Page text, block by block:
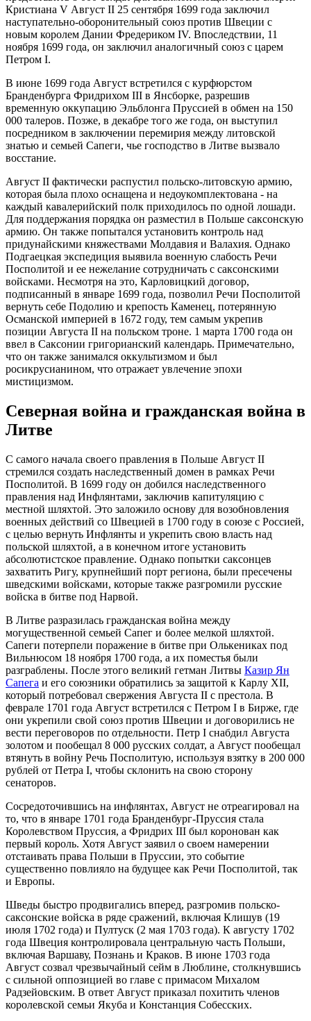
Кристиана V Август II 25 сентября 1699 года заключил
наступательно-оборонительный союз против Швеции с
новым королем Дании Фредериком IV. Впоследствии, 11
ноября 1699 года, он заключил аналогичный союз с царем
Петром I.
В июне 1699 года Август встретился с курфюрстом
Бранденбурга Фридрихом III в Янсборке, разрешив
временную оккупацию Эльблонга Пруссией в обмен на 150
000 талеров. Позже, в декабре того же года, он выступил
посредником в заключении перемирия между литовской
знатью и семьей Сапеги, чье господство в Литве вызвало
восстание.
Август II фактически распустил польско-литовскую армию,
которая была плохо оснащена и недоукомплектована - на
каждый кавалерийский полк приходилось по одной лошади.
Для поддержания порядка он разместил в Польше саксонскую
армию. Он также попытался установить контроль над
придунайскими княжествами Молдавия и Валахия. Однако
Подгаецкая экспедиция выявила военную слабость Речи
Посполитой и ее нежелание сотрудничать с саксонскими
войсками. Несмотря на это, Карловицкий договор,
подписанный в январе 1699 года, позволил Речи Посполитой
вернуть себе Подолию и крепость Каменец, потерянную
Османской империей в 1672 году, тем самым укрепив
позиции Августа II на польском троне. 1 марта 1700 года он
ввел в Саксонии григорианский календарь. Примечательно,
что он также занимался оккультизмом и был
росикрусианином, что отражает увлечение эпохи
мистицизмом.
Северная война и гражданская война в
Литве
С самого начала своего правления в Польше Август II
стремился создать наследственный домен в рамках Речи
Посполитой. В 1699 году он добился наследственного
правления над Инфлянтами, заключив капитуляцию с
местной шляхтой. Это заложило основу для возобновления
военных действий со Швецией в 1700 году в союзе с Россией,
с целью вернуть Инфлянты и укрепить свою власть над
польской шляхтой, а в конечном итоге установить
абсолютистское правление. Однако попытки саксонцев
захватить Ригу, крупнейший порт региона, были пресечены
шведскими войсками, которые также разгромили русские
войска в битве под Нарвой.
В Литве разразилась гражданская война между
могущественной семьей Сапег и более мелкой шляхтой.
Сапеги потерпели поражение в битве при Олькениках под
Вильнюсом 18 ноября 1700 года, а их поместья были
разграблены. После этого великий гетман Литвы Казир Ян
Сапега и его союзники обратились за защитой к Карлу XII,
который потребовал свержения Августа II с престола. В
феврале 1701 года Август встретился с Петром I в Бирже, где
они укрепили свой союз против Швеции и договорились не
вести переговоров по отдельности. Петр I снабдил Августа
золотом и пообещал 8 000 русских солдат, а Август пообещал
втянуть в войну Речь Посполитую, используя взятку в 200 000
рублей от Петра I, чтобы склонить на свою сторону
сенаторов.
Сосредоточившись на инфлянтах, Август не отреагировал на
то, что в январе 1701 года Бранденбург-Пруссия стала
Королевством Пруссия, а Фридрих III был коронован как
первый король. Хотя Август заявил о своем намерении
отстаивать права Польши в Пруссии, это событие
существенно повлияло на будущее как Речи Посполитой, так
и Европы.
Шведы быстро продвигались вперед, разгромив польско-
саксонские войска в ряде сражений, включая Клишув (19
июля 1702 года) и Пултуск (2 мая 1703 года). К августу 1702
года Швеция контролировала центральную часть Польши,
включая Варшаву, Познань и Краков. В июне 1703 года
Август созвал чрезвычайный сейм в Люблине, столкнувшись
с сильной оппозицией во главе с примасом Михалом
Радзейовским. В ответ Август приказал похитить членов
королевской семьи Якуба и Констанция Собесских.